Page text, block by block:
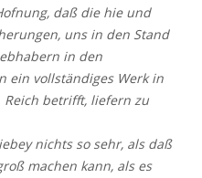
daß die hie und
uns in den Stand
in den
ein vollständiges Werk in
Reich betrifft, liefern zu
nichts so sehr, als daß
machen kann, als es